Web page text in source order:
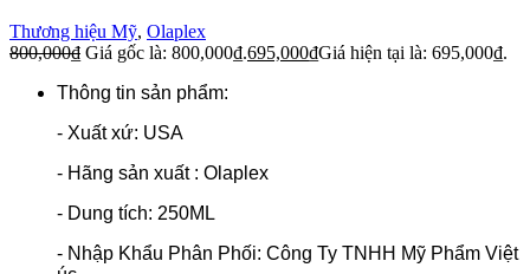
Thương hiệu Mỹ, Olaplex
800,000₫ Giá gốc là: 800,000₫.695,000₫Giá hiện tại là: 695,000₫.
Thông tin sản phẩm:
- Xuất xứ: USA
- Hãng sản xuất : Olaplex
- Dung tích: 250ML
- Nhập Khẩu Phân Phối: Công Ty TNHH Mỹ Phẩm Việt